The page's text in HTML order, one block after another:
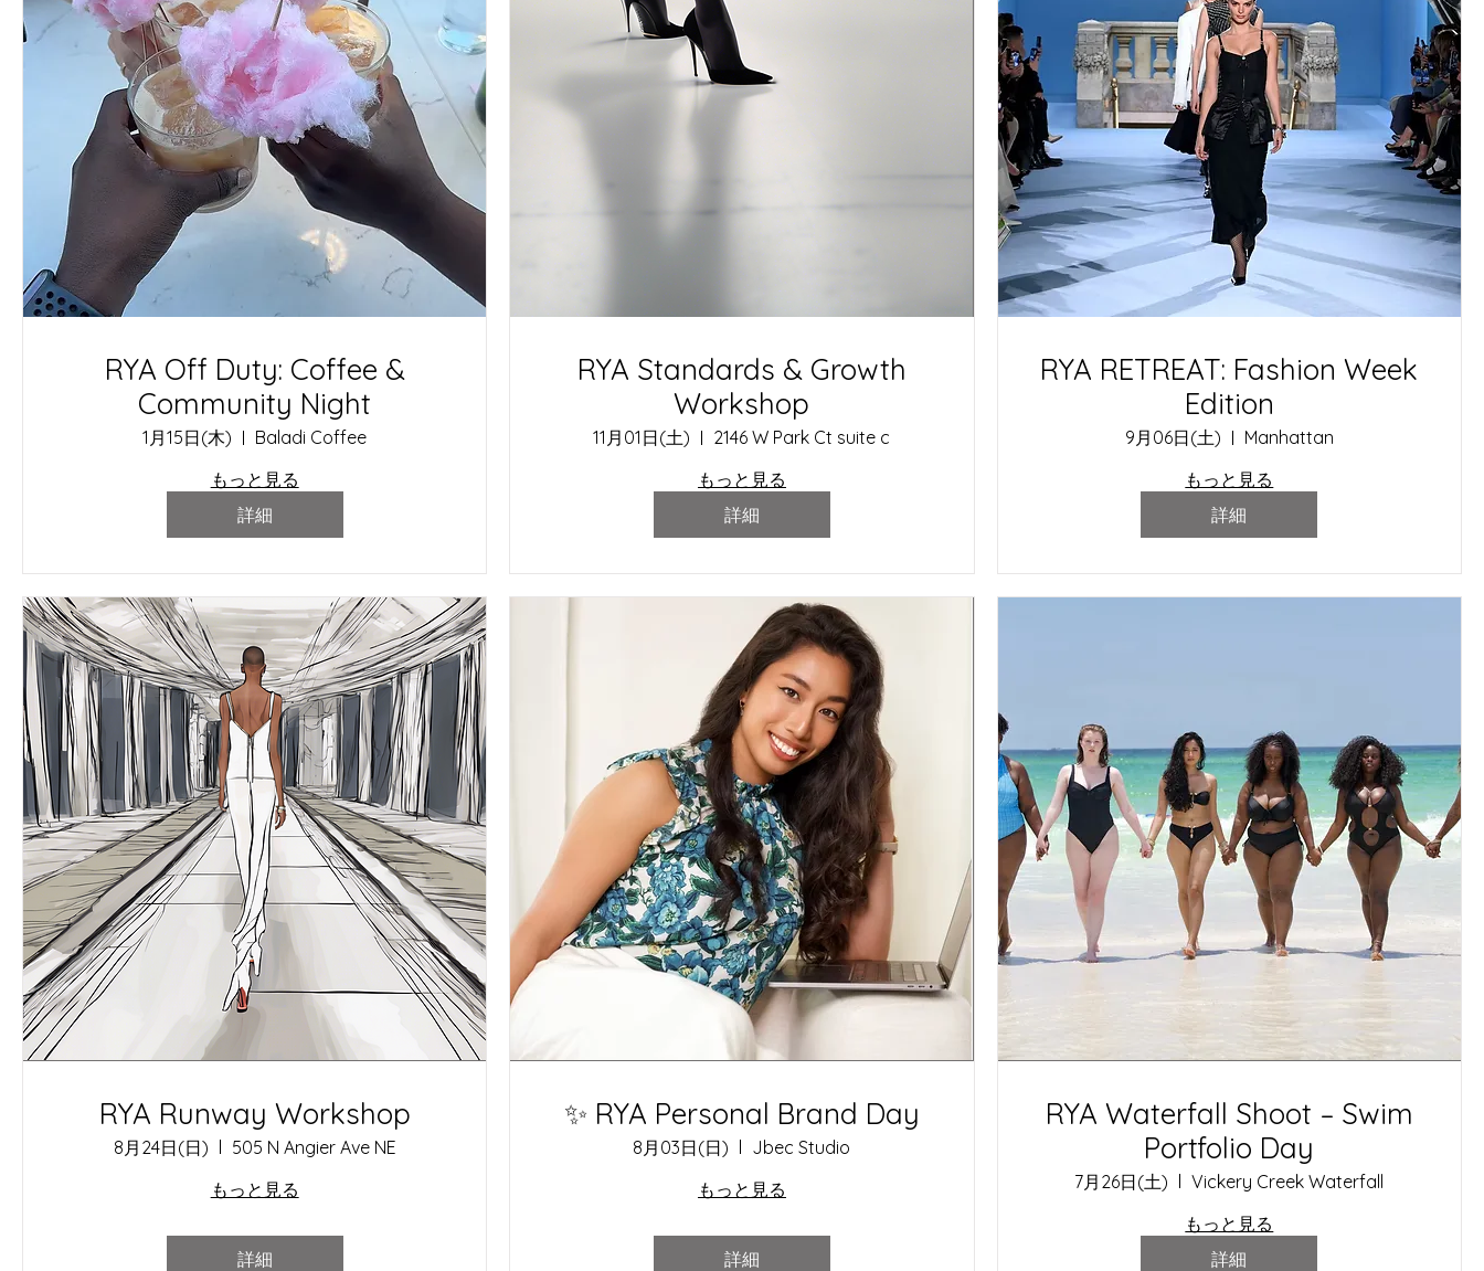
RYA Off Duty: Coffee &
Community Night
1月15日(木)
Baladi Coffee
もっと見る
詳細
RYA Standards & Growth
Workshop
11月01日(土)
2146 W Park Ct suite c
もっと見る
詳細
RYA RETREAT: Fashion Week
Edition
9月06日(土)
Manhattan
もっと見る
詳細
RYA Runway Workshop
8月24日(日)
505 N Angier Ave NE
もっと見る
詳細
✨ RYA Personal Brand Day
8月03日(日)
Jbec Studio
もっと見る
詳細
RYA Waterfall Shoot – Swim
Portfolio Day
7月26日(土)
Vickery Creek Waterfall
もっと見る
詳細